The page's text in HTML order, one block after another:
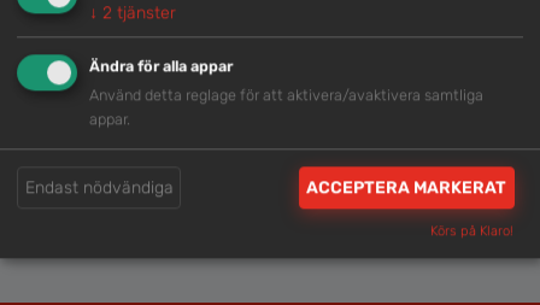
DOKA TRÄBALK 3,6M DOKA TRÄBALK 3,9M
21 →
↓ 2 tjänster
Ändra för alla appar
Använd detta reglage för att aktivera/avaktivera samtliga
appar.
Endast nödvändiga ACCEPTERA MARKERAT
Körs på Klaro!